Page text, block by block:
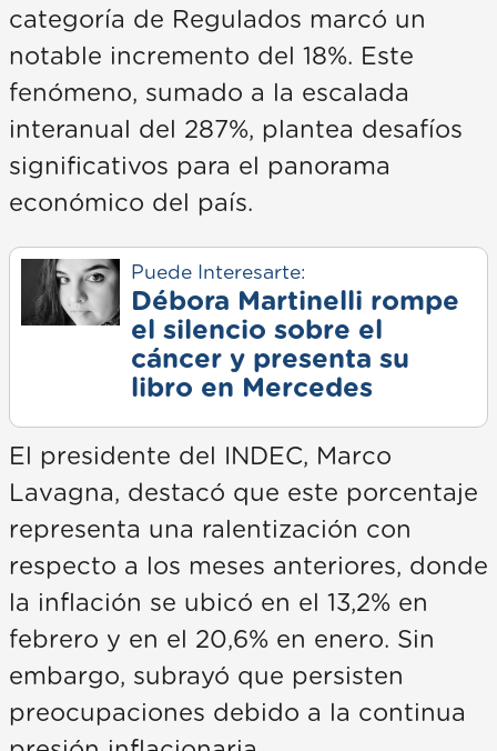
categoría de Regulados marcó un
notable incremento del 18%. Este
fenómeno, sumado a la escalada
interanual del 287%, plantea desafíos
significativos para el panorama
económico del país.
Puede Interesarte:
Débora Martinelli rompe
el silencio sobre el
cáncer y presenta su
libro en Mercedes
El presidente del INDEC, Marco
Lavagna, destacó que este porcentaje
representa una ralentización con
respecto a los meses anteriores, donde
la inflación se ubicó en el 13,2% en
febrero y en el 20,6% en enero. Sin
embargo, subrayó que persisten
preocupaciones debido a la continua